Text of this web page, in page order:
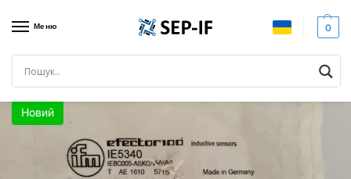
Меню 0
Головна IFM EFECTOR100 IE5340 IEBC005-ASKG. Індуктивний датчик. Новий
Новий